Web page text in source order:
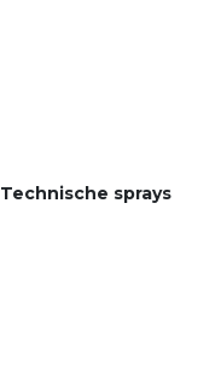
Technische sprays